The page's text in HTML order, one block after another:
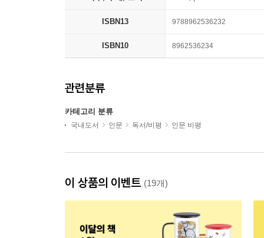
ISBN13 9788962536232
ISBN10 8962536234
관련분류
카테고리 분류
국내도서 인문 독서/비평 인문 비평
이 상품의 이벤트 (19개)